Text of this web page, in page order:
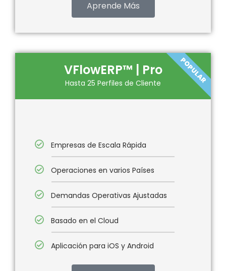
Aprende Más
VFlowERP™ | Pro
Hasta 25 Perfiles de Cliente
Empresas de Escala Rápida
Operaciones en varios Países
Demandas Operativas Ajustadas
Basado en el Cloud
Aplicación para iOS y Android
POPULAR